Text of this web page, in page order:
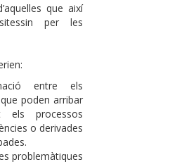
que així
per les
entre els
poden arribar
els processos
o derivades
problemàtiques